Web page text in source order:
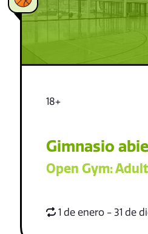
18+
Gimnasio
Open Gym: Adult
1 de enero - 31 de